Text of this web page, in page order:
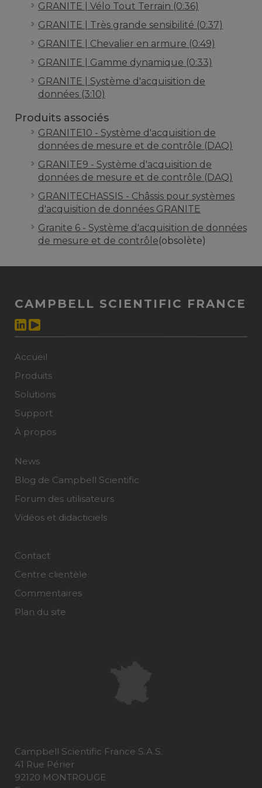
GRANITE | Vélo Tout Terrain (0:36)
GRANITE | Très grande sensibilité (0:37)
GRANITE | Chevalier en armure (0:49)
GRANITE | Gamme dynamique (0:33)
GRANITE | Système d'acquisition de
données (3:10)
Produits associés
GRANITE10 - Système d'acquisition de
données de mesure et de contrôle (DAQ)
GRANITE9 - Système d'acquisition de
données de mesure et de contrôle (DAQ)
GRANITECHASSIS - Châssis pour systèmes
d'acquisition de données GRANITE
Granite 6 - Système d'acquisition de données
de mesure et de contrôle(obsolète)
CAMPBELL SCIENTIFIC FRANCE
Accueil
Produits
Solutions
Support
À propos
News
Blog de Campbell Scientific
Forum des utilisateurs
Vidéos et didacticiels
Contact
Centre clientèle
Commentaires
Plan du site
Campbell Scientific France S.A.S.
41 Rue Périer
92120 MONTROUGE